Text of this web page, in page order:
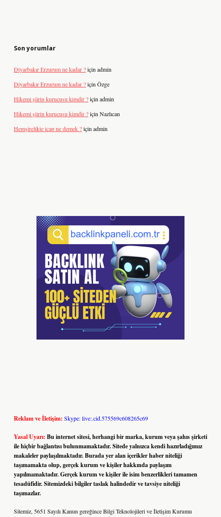
Son yorumlar
Diyarbakır Erzurum ne kadar ?için admin
Diyarbakır Erzurum ne kadar ?için Özge
Hikemi şiirin kurucusu kimdir ?için admin
Hikemi şiirin kurucusu kimdir ?için Nazlıcan
Hemşirelikte icap ne demek ?için admin
Reklam ve İletişim: Skype: live:.cid.575569c608265c69
Yasal Uyarı: Bu internet sitesi, herhangi bir marka, kurum veya şahıs şirketi
ile hiçbir bağlantısı bulunmamaktadır. Sitede yalnızca kendi hazırladığımız
makaleler paylaşılmaktadır. Burada yer alan içerikler haber niteliği
taşımamakta olup, gerçek kurum ve kişiler hakkında paylaşım
yapılmamaktadır. Gerçek kurum ve kişiler ile isim benzerlikleri tamamen
tesadüfidir. Sitemizdeki bilgiler taslak halindedir ve tavsiye niteliği
taşımazlar.
Sitemiz, 5651 Sayılı Kanun gereğince Bilgi Teknolojileri ve İletişim Kurumu